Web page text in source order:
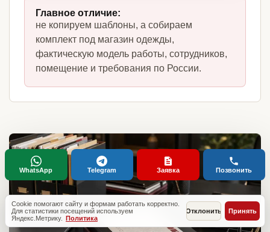
Главное отличие:
не копируем шаблоны, а собираем
комплект под магазин одежды,
фактическую модель работы, сотрудников,
помещение и требования по России.
Cookie помогают сайту и формам работать корректно.
Для статистики посещений используем
Яндекс.Метрику. Политика
Отклонить Принять
WhatsApp Telegram Заявка Позвонить